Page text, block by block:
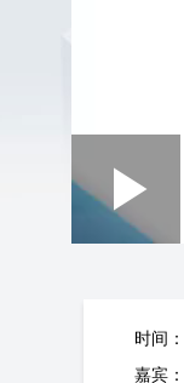
Play
Play
Loaded
时间：
嘉宾：